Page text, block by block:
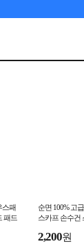
스패
패드
순면 100% 고
스카프 손수건
2,200원